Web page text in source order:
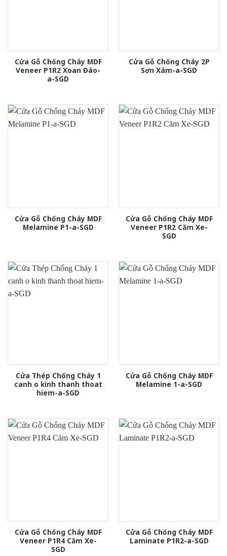
Cửa Gỗ Chống Cháy MDF
Veneer P1R2 Xoan Đào-
a-SGD
Cửa Gỗ Chống Cháy 2P
Sơn Xám-a-SGD
Cửa Gỗ Chống Cháy MDF
Melamine P1-a-SGD
Cửa Gỗ Chống Cháy MDF
Veneer P1R2 Căm Xe-
SGD
Cửa Thép Chống Cháy 1
canh o kinh thanh thoat
hiem-a-SGD
Cửa Gỗ Chống Cháy MDF
Melamine 1-a-SGD
Cửa Gỗ Chống Cháy MDF
Veneer P1R4 Căm Xe-
SGD
Cửa Gỗ Chống Cháy MDF
Laminate P1R2-a-SGD